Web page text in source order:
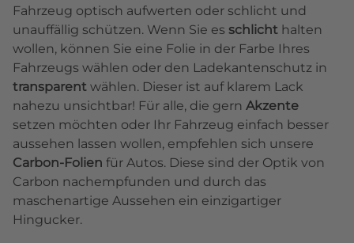
Fahrzeug optisch aufwerten oder schlicht und
unauffällig schützen. Wenn Sie es schlicht halten
wollen, können Sie eine Folie in der Farbe Ihres
Fahrzeugs wählen oder den Ladekantenschutz in
transparent wählen. Dieser ist auf klarem Lack
nahezu unsichtbar! Für alle, die gern Akzente
setzen möchten oder Ihr Fahrzeug einfach besser
aussehen lassen wollen, empfehlen sich unsere
Carbon-Folien für Autos. Diese sind der Optik von
Carbon nachempfunden und durch das
maschenartige Aussehen ein einzigartiger
Hingucker.